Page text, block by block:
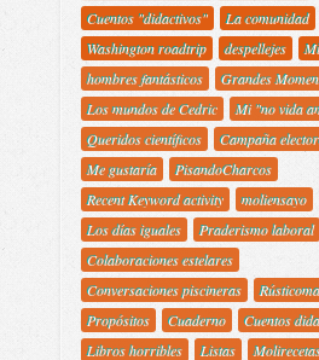
Cuentos "didactivos"
La comunidad
Washington roadtrip
despellejes
hombres fantásticos
Grandes
Los mundos de Cedric
Mi "no vida
Queridos científicos
Campaña
Me gustaría
PisandoCharcos
Recent Keyword activity
moliensayo
Los días iguales
Praderismo laboral
Colaboraciones estelares
Conversaciones piscineras
Propósitos
Cuaderno
Cuentos
Libros horribles
Listas